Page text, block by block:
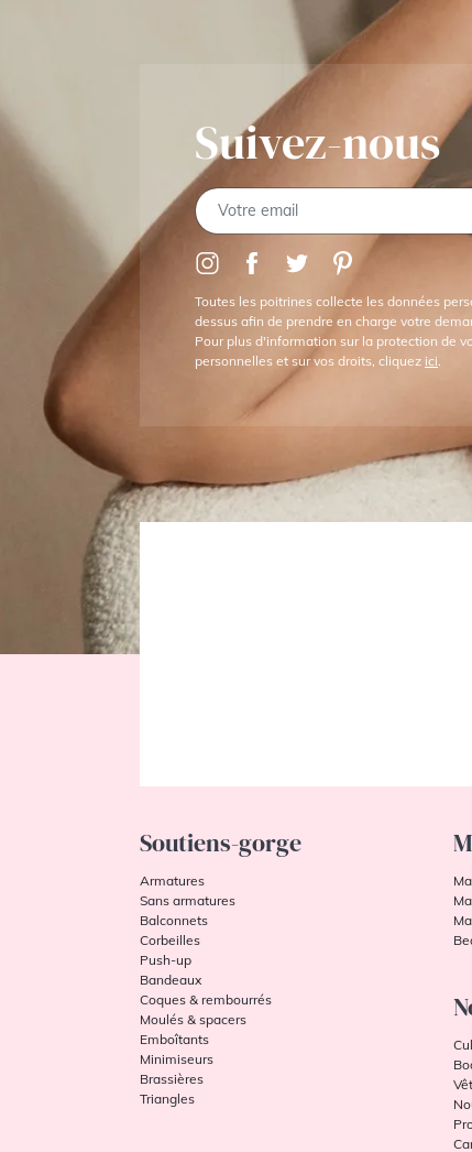
Suivez-nous
Toutes les poitrines collecte les données
dessus afin de prendre en charge votre
Pour plus d'information sur la protection de
personnelles et sur vos droits, cliquez ici.
Soutiens-gorge
Armatures
Sans armatures
Balconnets
Corbeilles
Push-up
Bandeaux
Coques & rembourrés
Moulés & spacers
Emboîtants
Minimiseurs
Brassières
Triangles